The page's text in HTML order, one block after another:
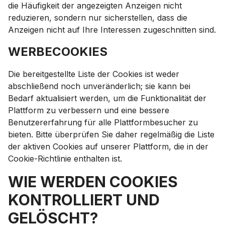
die Häufigkeit der angezeigten Anzeigen nicht
reduzieren, sondern nur sicherstellen, dass die
Anzeigen nicht auf Ihre Interessen zugeschnitten sind.
WERBECOOKIES
Die bereitgestellte Liste der Cookies ist weder
abschließend noch unveränderlich; sie kann bei
Bedarf aktualisiert werden, um die Funktionalität der
Plattform zu verbessern und eine bessere
Benutzererfahrung für alle Plattformbesucher zu
bieten. Bitte überprüfen Sie daher regelmäßig die Liste
der aktiven Cookies auf unserer Plattform, die in der
Cookie-Richtlinie enthalten ist.
WIE WERDEN COOKIES
KONTROLLIERT UND
GELÖSCHT?